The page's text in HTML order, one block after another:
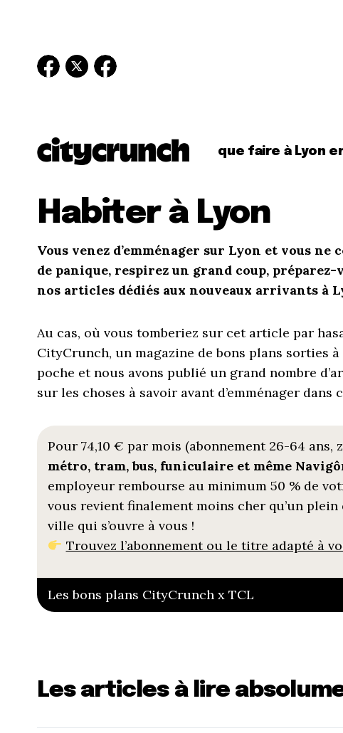
que faire à Lyon
Habiter à Lyon
Vous venez d’emménager sur Lyon et vous
de panique, respirez un grand coup,
nos articles dédiés aux nouveaux arrivants à
Au cas, où vous tomberiez sur cet article par
CityCrunch, un magazine de bons plans sorties
poche et nous avons publié un grand nombre
sur les choses à savoir avant d’emménager dans
Pour 74,10 € par mois (abonnement 26-64 ans,
métro, tram, bus, funiculaire et même
employeur rembourse au minimum 50 % de
vous revient finalement moins cher qu’un plein
ville qui s’ouvre à vous !
Trouvez l’abonnement ou le titre adapté à
Les bons plans CityCrunch x TCL
Les articles à lire